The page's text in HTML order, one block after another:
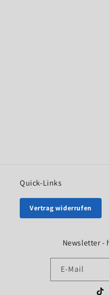
Quick-Links
Vertrag widerrufen
Newsletter -
E-Mail